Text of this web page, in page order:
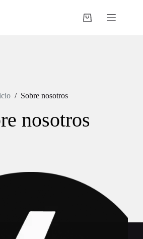
Carro
/ Sobre nosotros
nosotros